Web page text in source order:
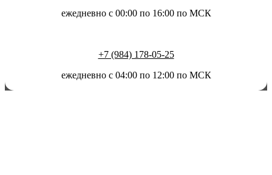
ежедневно с 00:00 по 16:00 по МСК
+7 (984) 178-05-25
ежедневно с 04:00 по 12:00 по МСК